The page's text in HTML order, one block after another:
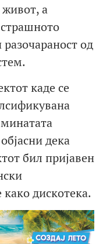
живот, а
разочараност од
каде се
дека
бил пријавен
како дискотека.